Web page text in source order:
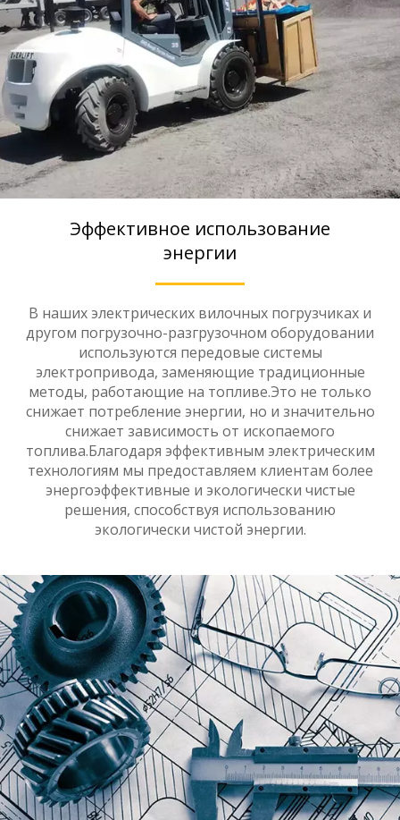
Эффективное использование
энергии
В наших электрических вилочных погрузчиках и
другом погрузочно-разгрузочном оборудовании
используются передовые системы
электропривода, заменяющие традиционные
методы, работающие на топливе.Это не только
снижает потребление энергии, но и значительно
снижает зависимость от ископаемого
топлива.Благодаря эффективным электрическим
технологиям мы предоставляем клиентам более
энергоэффективные и экологически чистые
решения, способствуя использованию
экологически чистой энергии.